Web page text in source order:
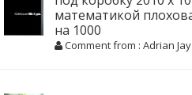
математикой
на 1000
Comment from : Adrian Jay